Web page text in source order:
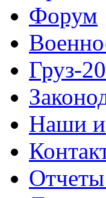
Форум
Груз-
Наши
Отчеты